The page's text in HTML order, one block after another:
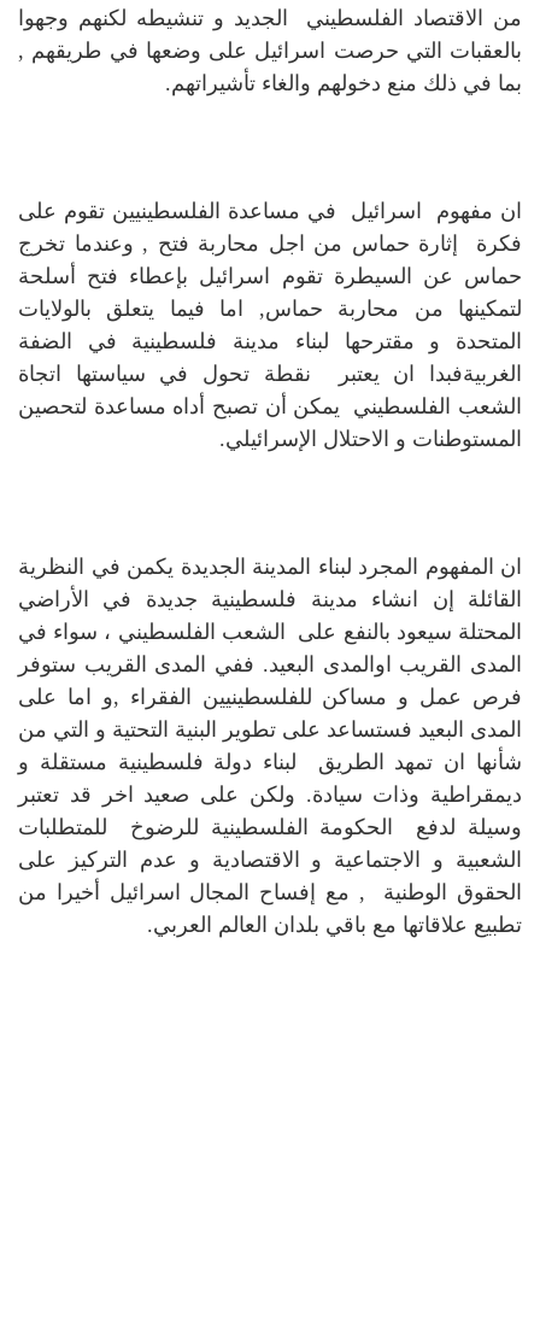
من الاقتصاد الفلسطيني الجديد و تنشيطه لكنهم وجهوا
بالعقبات التي حرصت اسرائيل على وضعها في طريقهم ,
بما في ذلك منع دخولهم والغاء تأشيراتهم.
ان مفهوم اسرائيل في مساعدة الفلسطينيين تقوم على
فكرة إثارة حماس من اجل محاربة فتح , وعندما تخرج
حماس عن السيطرة تقوم اسرائيل بإعطاء فتح أسلحة
لتمكينها من محاربة حماس,
اما فيما يتعلق بالولايات
المتحدة و مقترحها لبناء مدينة فلسطينية في الضفة
الغربيةفبدا ان يعتبر نقطة تحول في سياستها اتجاة
الشعب الفلسطيني يمكن أن تصبح أداه مساعدة لتحصين
المستوطنات و الاحتلال الإسرائيلي.
ان المفهوم المجرد لبناء المدينة الجديدة يكمن في النظرية
القائلة إن انشاء مدينة فلسطينية جديدة في الأراضي
المحتلة سيعود بالنفع على الشعب الفلسطيني ، سواء في
المدى القريب اوالمدى البعيد. ففي المدى القريب ستوفر
فرص عمل و مساكن للفلسطينيين الفقراء ,و اما على
المدى البعيد فستساعد على تطوير البنية التحتية و التي من
شأنها ان تمهد الطريق لبناء دولة فلسطينية مستقلة و
ديمقراطية وذات سيادة. ولكن على صعيد اخر قد تعتبر
وسيلة لدفع الحكومة الفلسطينية للرضوخ للمتطلبات
الشعبية و الاجتماعية و الاقتصادية و عدم التركيز على
الحقوق الوطنية , مع إفساح المجال اسرائيل أخيرا من
تطبيع علاقاتها مع باقي بلدان العالم العربي.